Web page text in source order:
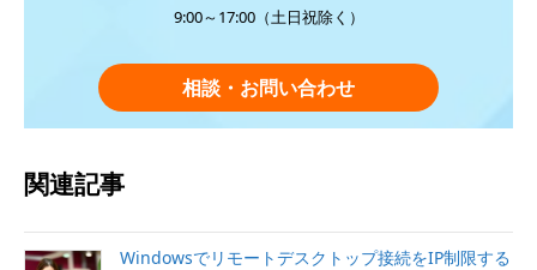
9:00～17:00（土日祝除く）
相談・お問い合わせ
関連記事
Windowsでリモートデスクトップ接続をIP制限する